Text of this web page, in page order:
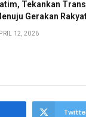
Tekankan
Gerakan
12, 2026